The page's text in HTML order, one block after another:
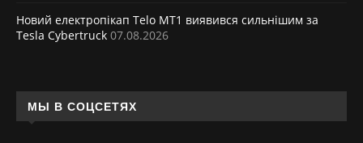
Новий електропікап Telo MT1 виявився сильнішим за
Tesla Cybertruck 07.08.2026
МЫ В СОЦСЕТЯХ